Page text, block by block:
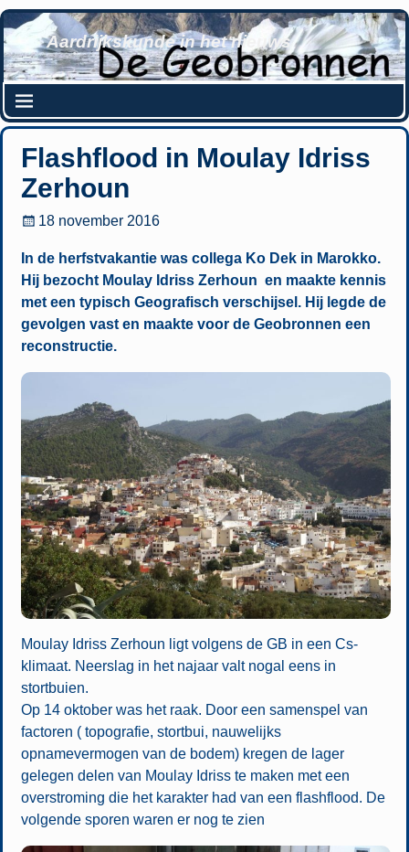
Aardrijkskunde in het nieuws
Flashflood in Moulay Idriss
Zerhoun
18 november 2016
In de herfstvakantie was collega Ko Dek in Marokko.
Hij bezocht Moulay Idriss Zerhoun en maakte kennis
met een typisch Geografisch verschijsel. Hij legde de
gevolgen vast en maakte voor de Geobronnen een
reconstructie.
Moulay Idriss Zerhoun ligt volgens de GB in een Cs-
klimaat. Neerslag in het najaar valt nogal eens in
stortbuien.
Op 14 oktober was het raak. Door een samenspel van
factoren ( topografie, stortbui, nauwelijks
opnamevermogen van de bodem) kregen de lager
gelegen delen van Moulay Idriss te maken met een
overstroming die het karakter had van een flashflood. De
volgende sporen waren er nog te zien